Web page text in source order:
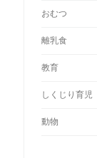
おむつ
離乳食
教育
しくじり育児
動物